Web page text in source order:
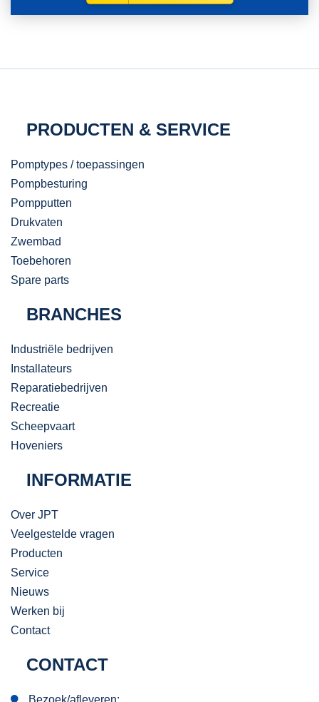
PRODUCTEN & SERVICE
Pomptypes / toepassingen
Pompbesturing
Pompputten
Drukvaten
Zwembad
Toebehoren
Spare parts
BRANCHES
Industriële bedrijven
Installateurs
Reparatiebedrijven
Recreatie
Scheepvaart
Hoveniers
INFORMATIE
Over JPT
Veelgestelde vragen
Producten
Service
Nieuws
Werken bij
Contact
CONTACT
Bezoek/afleveren: